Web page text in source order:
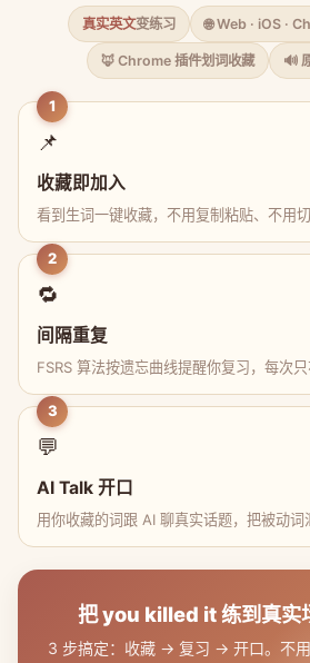
真实英文变练习 🌐 Web · iOS ·
🦊 Chrome 插件划词收藏 🔊
1
📌
收藏即加入
看到生词一键收藏，不用复制粘贴、不用切
2
🔁
间隔重复
FSRS 算法按遗忘曲线提醒你复习，每次只
3
💬
AI Talk 开口
用你收藏的词跟 AI 聊真实话题，把被动词
把 you killed it 练到真实
3 步搞定：收藏 → 复习 → 开口。不